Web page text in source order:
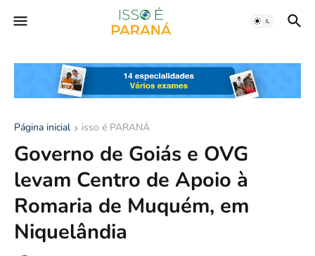
Página inicial isso é PARANÁ
Governo de Goiás e OVG
levam Centro de Apoio à
Romaria de Muquém, em
Niquelândia